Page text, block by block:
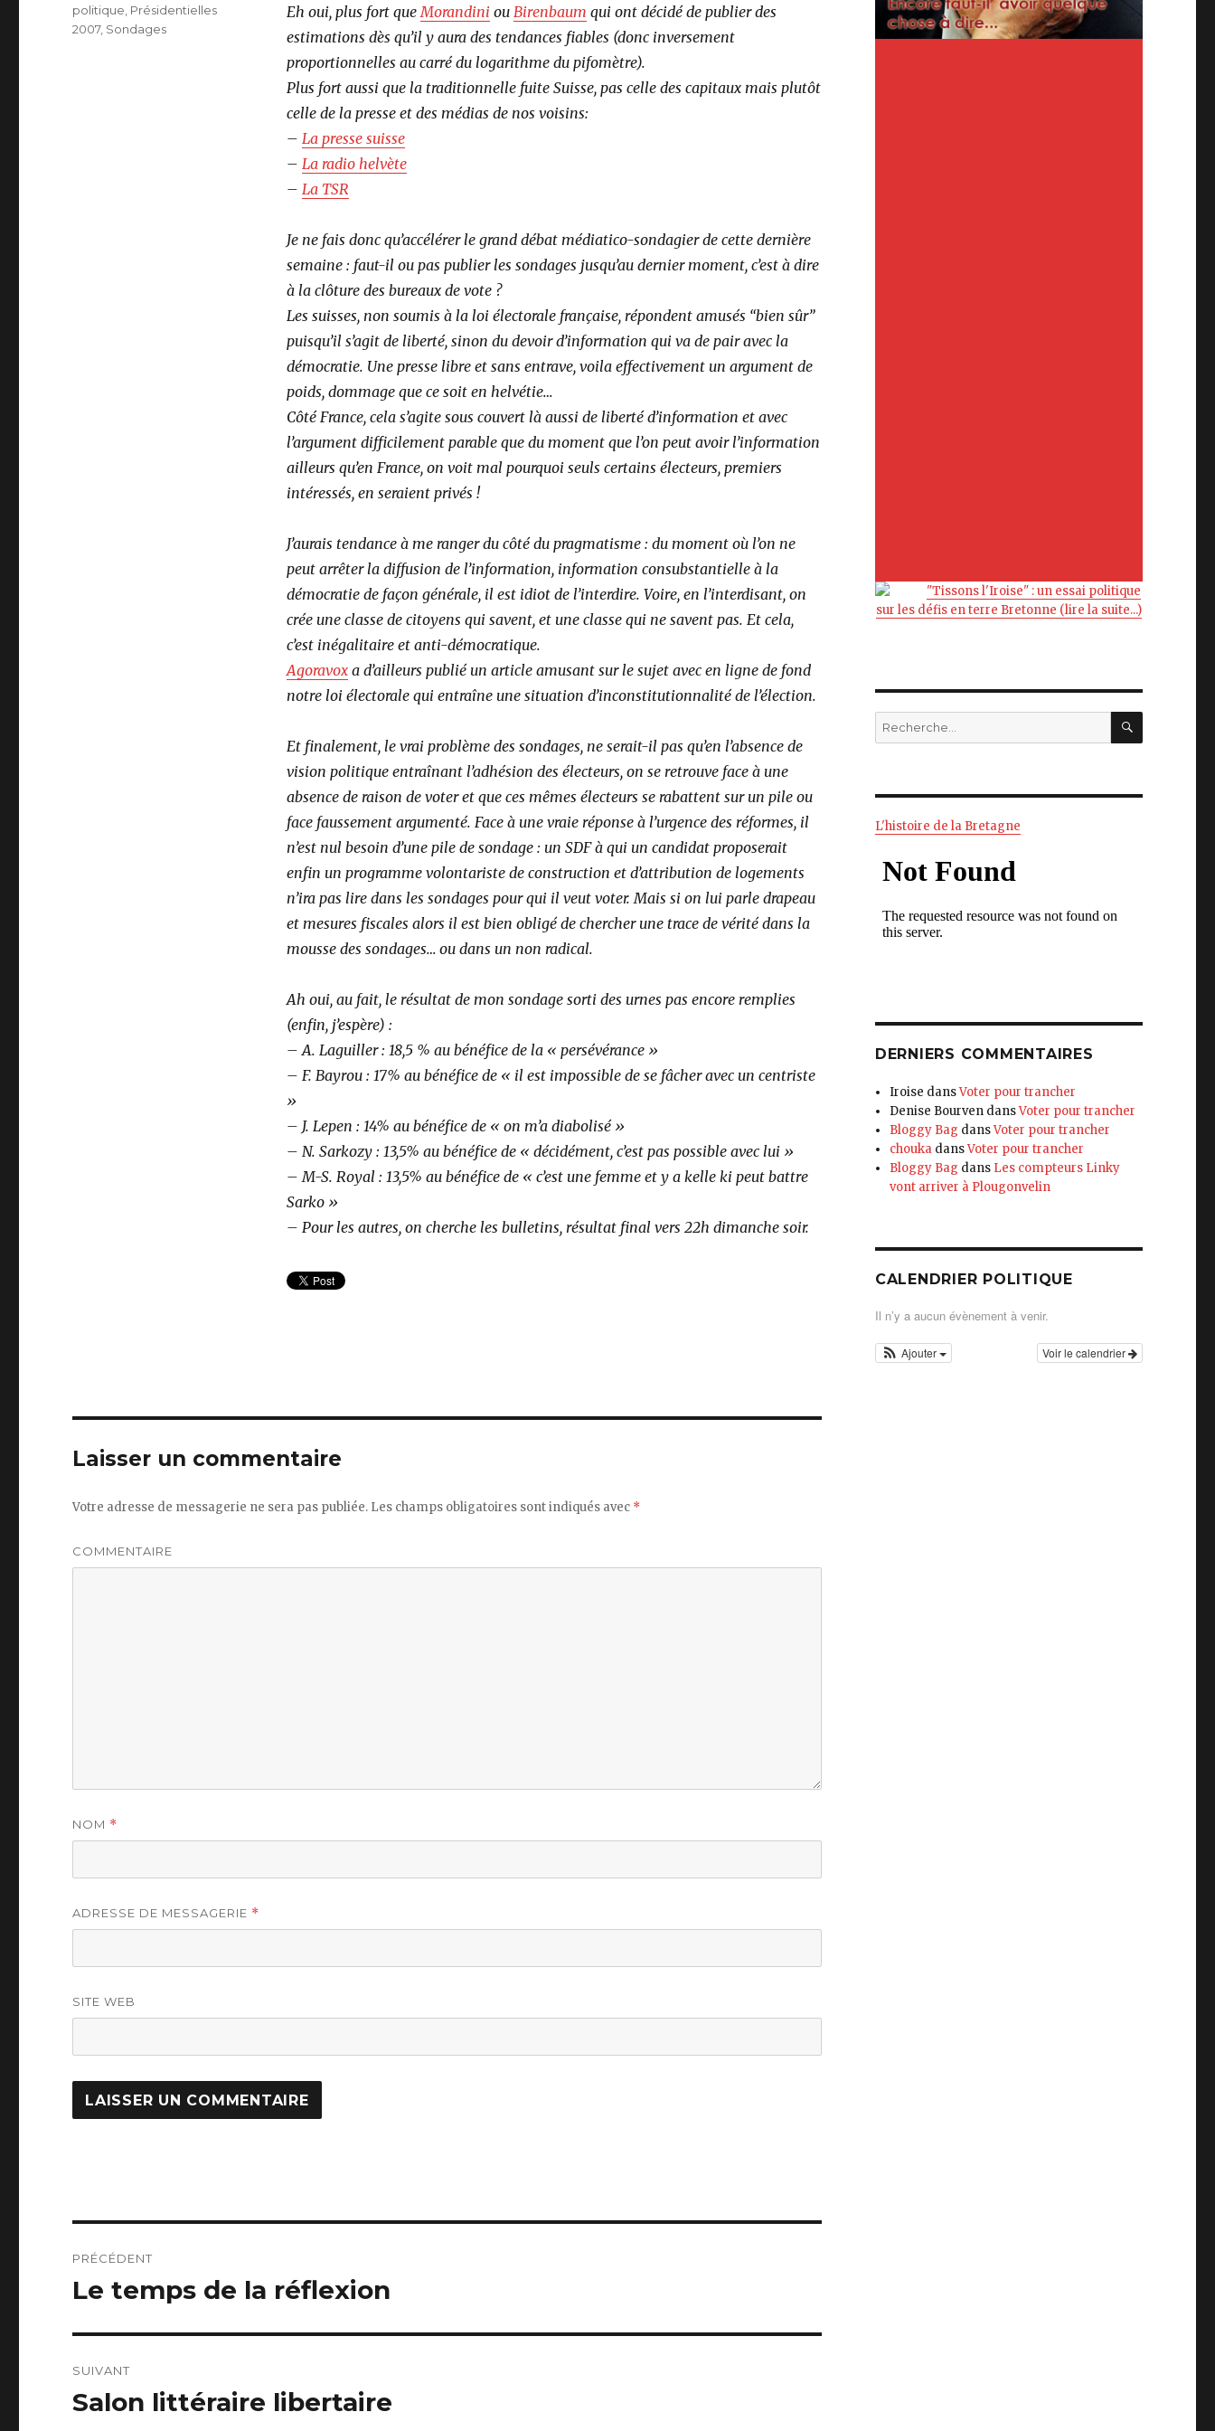
Eh oui, plus fort queMorandini ou Birenbaum qui ont décidé de publier des
estimations dès qu’il y aura des tendances fiables (donc inversement
proportionnelles au carré du logarithme du pifomètre).
Plus fort aussi que la traditionnelle fuite Suisse, pas celle des capitaux mais plutôt
celle de la presse et des médias de nos voisins:
– La presse suisse
– La radio helvète
– La TSR
Je ne fais donc qu’accélérer le grand débat médiatico-sondagier de cette dernière
semaine : faut-il ou pas publier les sondages jusqu’au dernier moment, c’est à dire
à la clôture des bureaux de vote ?
Les suisses, non soumis à la loi électorale française, répondent amusés “bien sûr”
puisqu’il s’agit de liberté, sinon du devoir d’information qui va de pair avec la
démocratie. Une presse libre et sans entrave, voila effectivement un argument de
poids, dommage que ce soit en helvétie…
Côté France, cela s’agite sous couvert là aussi de liberté d’information et avec
l’argument difficilement parable que du moment que l’on peut avoir l’information
ailleurs qu’en France, on voit mal pourquoi seuls certains électeurs, premiers
intéressés, en seraient privés !
J’aurais tendance à me ranger du côté du pragmatisme : du moment où l’on ne
peut arrêter la diffusion de l’information, information consubstantielle à la
démocratie de façon générale, il est idiot de l’interdire. Voire, en l’interdisant, on
crée une classe de citoyens qui savent, et une classe qui ne savent pas. Et cela,
c’est inégalitaire et anti-démocratique.
Agoravoxa d’ailleurs publié un article amusant sur le sujet avec en ligne de fond
notre loi électorale qui entraîne une situation d’inconstitutionnalité de l’élection.
Et finalement, le vrai problème des sondages, ne serait-il pas qu’en l’absence de
vision politique entraînant l’adhésion des électeurs, on se retrouve face à une
absence de raison de voter et que ces mêmes électeurs se rabattent sur un pile ou
face faussement argumenté. Face à une vraie réponse à l’urgence des réformes, il
n’est nul besoin d’une pile de sondage : un SDF à qui un candidat proposerait
enfin un programme volontariste de construction et d’attribution de logements
n’ira pas lire dans les sondages pour qui il veut voter. Mais si on lui parle drapeau
et mesures fiscales alors il est bien obligé de chercher une trace de vérité dans la
mousse des sondages… ou dans un non radical.
Ah oui, au fait, le résultat de mon sondage sorti des urnes pas encore remplies
(enfin, j’espère) :
– A. Laguiller : 18,5 % au bénéfice de la « persévérance »
– F. Bayrou : 17% au bénéfice de « il est impossible de se fâcher avec un centriste
»
– J. Lepen : 14% au bénéfice de « on m’a diabolisé »
– N. Sarkozy : 13,5% au bénéfice de « décidément, c’est pas possible avec lui »
– M-S. Royal : 13,5% au bénéfice de « c’est une femme et y a kelle ki peut battre
Sarko »
– Pour les autres, on cherche les bulletins, résultat final vers 22h dimanche soir.
Catégories
politique, Présidentielles
2007, Sondages
Laisser un commentaire
Votre adresse de messagerie ne sera pas publiée. Les champs obligatoires sont indiqués avec *
COMMENTAIRE
NOM *
ADRESSE DE MESSAGERIE *
SITE WEB
de
PRÉCÉDENT
Article
Le temps de la réflexion
SUIVANT
Article
Salon littéraire libertaire
"Tissons l'Iroise" : un essai politique
sur les défis en terre Bretonne (lire la suite...)
Recherche
pour
L'histoire de la Bretagne
DERNIERS COMMENTAIRES
Iroise dansVoter pour trancher
Denise Bourven dansVoter pour trancher
Bloggy Bag dansVoter pour trancher
chouka dansVoter pour trancher
Bloggy Bag dans Les compteurs Linky
vont arriver à Plougonvelin
CALENDRIER POLITIQUE
Il n’y a aucun évènement à venir.
Voir le calendrier
Ajouter